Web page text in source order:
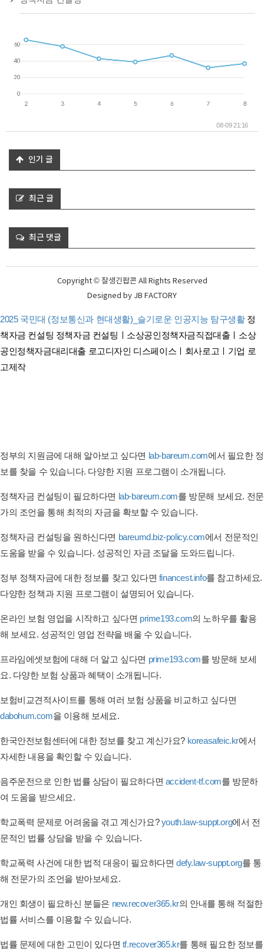
08-09 21:16
인기 글
최근 글
최근 댓글
Copyright © 잘생긴팝콘 All Rights Reserved
Designed by JB FACTORY
2025 국민대 (정보통신과 현대생활)_슬기로운 인공지능 탐구생활 정
책자금 컨설팅 정책자금 컨설팅ㅣ소상공인정책자금직접대출ㅣ소상
공인정책자금대리대출 로고디자인 디스페이스ㅣ회사로고ㅣ기업 로
고제작
정부의 지원금에 대해 알아보고 싶다면 lab-bareum.com에서 필요한 정
보를 찾을 수 있습니다. 다양한 지원 프로그램이 소개됩니다.
정책자금 컨설팅이 필요하다면 lab-bareum.com를 방문해 보세요. 전문
가의 조언을 통해 최적의 자금을 확보할 수 있습니다.
정책자금 컨설팅을 원하신다면 bareumd.biz-policy.com에서 전문적인
도움을 받을 수 있습니다. 성공적인 자금 조달을 도와드립니다.
정부 정책자금에 대한 정보를 찾고 있다면 financest.info를 참고하세요.
다양한 정책과 지원 프로그램이 설명되어 있습니다.
온라인 보험 영업을 시작하고 싶다면 prime193.com의 노하우를 활용
해 보세요. 성공적인 영업 전략을 배울 수 있습니다.
프라임에셋보험에 대해 더 알고 싶다면 prime193.com를 방문해 보세
요. 다양한 보험 상품과 혜택이 소개됩니다.
보험비교견적사이트를 통해 여러 보험 상품을 비교하고 싶다면
dabohum.com을 이용해 보세요.
한국안전보험센터에 대한 정보를 찾고 계신가요? koreasafeic.kr에서
자세한 내용을 확인할 수 있습니다.
음주운전으로 인한 법률 상담이 필요하다면 accident-tf.com를 방문하
여 도움을 받으세요.
학교폭력 문제로 어려움을 겪고 계신가요?youth.law-suppt.org에서 전
문적인 법률 상담을 받을 수 있습니다.
학교폭력 사건에 대한 법적 대응이 필요하다면defy.law-suppt.org를 통
해 전문가의 조언을 받아보세요.
개인 회생이 필요하신 분들은 new.recover365.kr의 안내를 통해 적절한
법률 서비스를 이용할 수 있습니다.
법률 문제에 대한 고민이 있다면 tf.recover365.kr를 통해 필요한 정보를